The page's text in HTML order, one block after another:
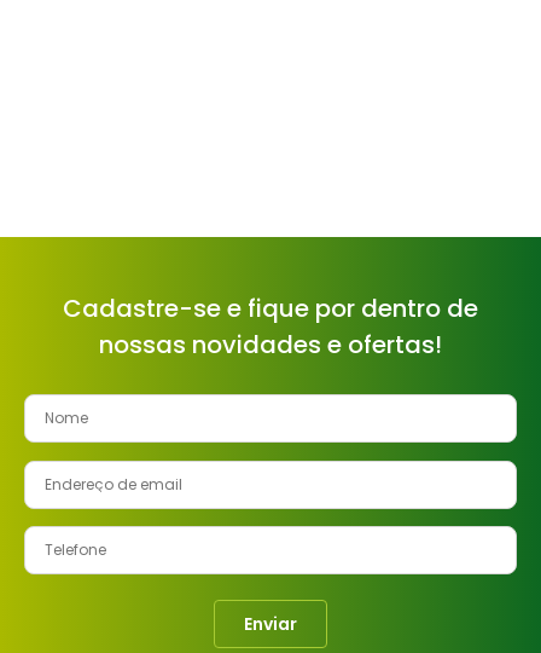
Cadastre-se e fique por dentro de
nossas novidades e ofertas!
Enviar